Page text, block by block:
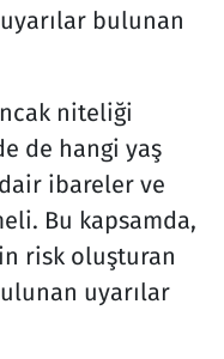
bulunan
niteliği
de hangi yaş
ibareler ve
Bu kapsamda,
risk oluşturan
uyarılar